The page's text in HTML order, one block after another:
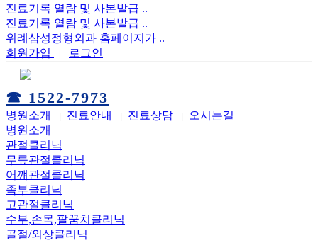
진료기록 열람 및 사본발급 ..
진료기록 열람 및 사본발급 ..
위례삼성정형외과 홈페이지가 ..
회원가입
로그인
☎ 1522-7973
병원소개 진료안내 진료상담
오시는길
병원소개
관절클리닉
무릎관절클리닉
어꺠관절클리닉
족부클리닉
고관절클리닉
수부,손목,팔꿈치클리닉
골절/외상클리닉